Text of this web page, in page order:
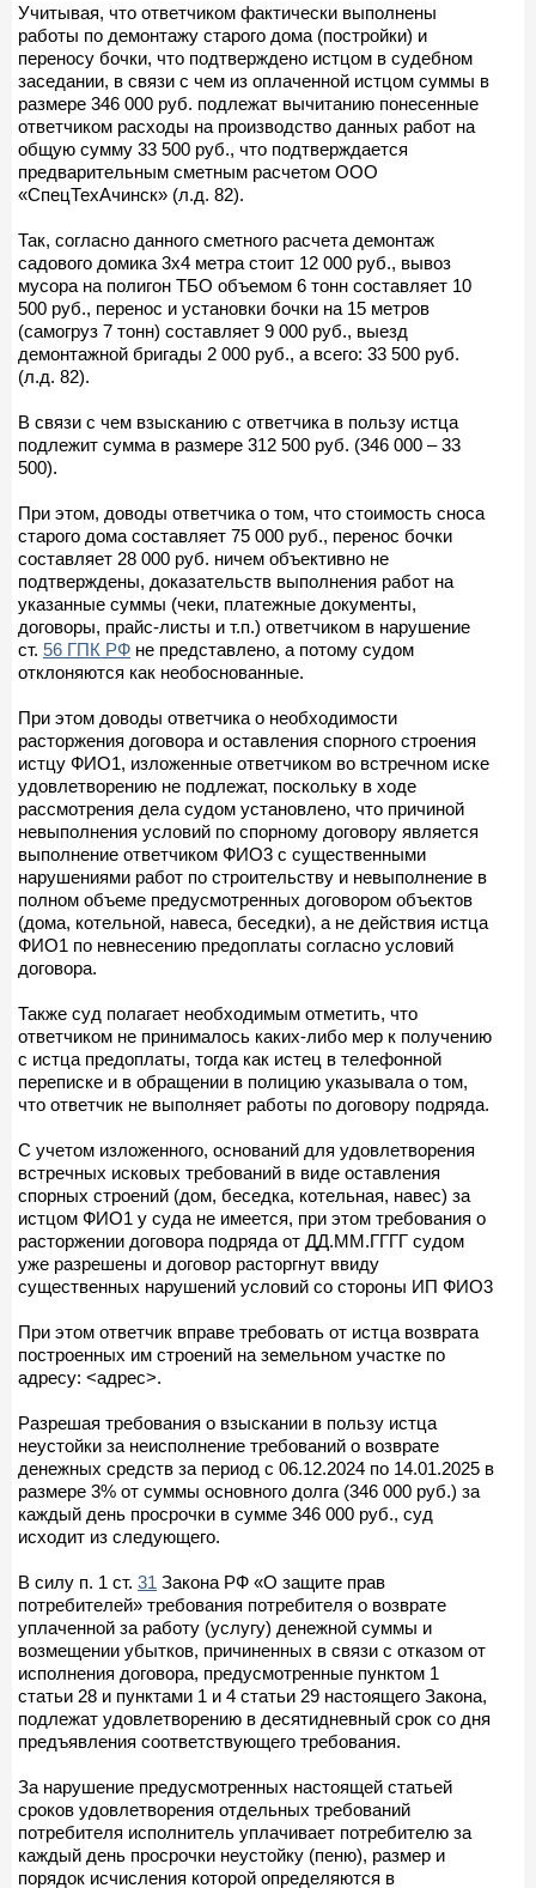
Учитывая, что ответчиком фактически выполнены
работы по демонтажу старого дома (постройки) и
переносу бочки, что подтверждено истцом в судебном
заседании, в связи с чем из оплаченной истцом суммы в
размере 346 000 руб. подлежат вычитанию понесенные
ответчиком расходы на производство данных работ на
общую сумму 33 500 руб., что подтверждается
предварительным сметным расчетом ООО
«СпецТехАчинск» (л.д. 82).
Так, согласно данного сметного расчета демонтаж
садового домика 3х4 метра стоит 12 000 руб., вывоз
мусора на полигон ТБО объемом 6 тонн составляет 10
500 руб., перенос и установки бочки на 15 метров
(самогруз 7 тонн) составляет 9 000 руб., выезд
демонтажной бригады 2 000 руб., а всего: 33 500 руб.
(л.д. 82).
В связи с чем взысканию с ответчика в пользу истца
подлежит сумма в размере 312 500 руб. (346 000 – 33
500).
При этом, доводы ответчика о том, что стоимость сноса
старого дома составляет 75 000 руб., перенос бочки
составляет 28 000 руб. ничем объективно не
подтверждены, доказательств выполнения работ на
указанные суммы (чеки, платежные документы,
договоры, прайс-листы и т.п.) ответчиком в нарушение
ст. 56 ГПК РФ не представлено, а потому судом
отклоняются как необоснованные.
При этом доводы ответчика о необходимости
расторжения договора и оставления спорного строения
истцу ФИО1, изложенные ответчиком во встречном иске
удовлетворению не подлежат, поскольку в ходе
рассмотрения дела судом установлено, что причиной
невыполнения условий по спорному договору является
выполнение ответчиком ФИО3 с существенными
нарушениями работ по строительству и невыполнение в
полном объеме предусмотренных договором объектов
(дома, котельной, навеса, беседки), а не действия истца
ФИО1 по невнесению предоплаты согласно условий
договора.
Также суд полагает необходимым отметить, что
ответчиком не принималось каких-либо мер к получению
с истца предоплаты, тогда как истец в телефонной
переписке и в обращении в полицию указывала о том,
что ответчик не выполняет работы по договору подряда.
С учетом изложенного, оснований для удовлетворения
встречных исковых требований в виде оставления
спорных строений (дом, беседка, котельная, навес) за
истцом ФИО1 у суда не имеется, при этом требования о
расторжении договора подряда от ДД.ММ.ГГГГ судом
уже разрешены и договор расторгнут ввиду
существенных нарушений условий со стороны ИП ФИО3
При этом ответчик вправе требовать от истца возврата
построенных им строений на земельном участке по
адресу: <адрес>.
Разрешая требования о взыскании в пользу истца
неустойки за неисполнение требований о возврате
денежных средств за период с 06.12.2024 по 14.01.2025 в
размере 3% от суммы основного долга (346 000 руб.) за
каждый день просрочки в сумме 346 000 руб., суд
исходит из следующего.
В силу п. 1 ст. 31 Закона РФ «О защите прав
потребителей» требования потребителя о возврате
уплаченной за работу (услугу) денежной суммы и
возмещении убытков, причиненных в связи с отказом от
исполнения договора, предусмотренные пунктом 1
статьи 28 и пунктами 1 и 4 статьи 29 настоящего Закона,
подлежат удовлетворению в десятидневный срок со дня
предъявления соответствующего требования.
За нарушение предусмотренных настоящей статьей
сроков удовлетворения отдельных требований
потребителя исполнитель уплачивает потребителю за
каждый день просрочки неустойку (пеню), размер и
порядок исчисления которой определяются в